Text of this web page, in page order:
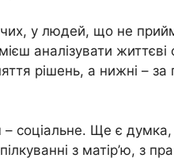
у людей, що не
аналізувати життєві
рішень, а нижні – за
– соціальне. Ще є
з матір’ю, з